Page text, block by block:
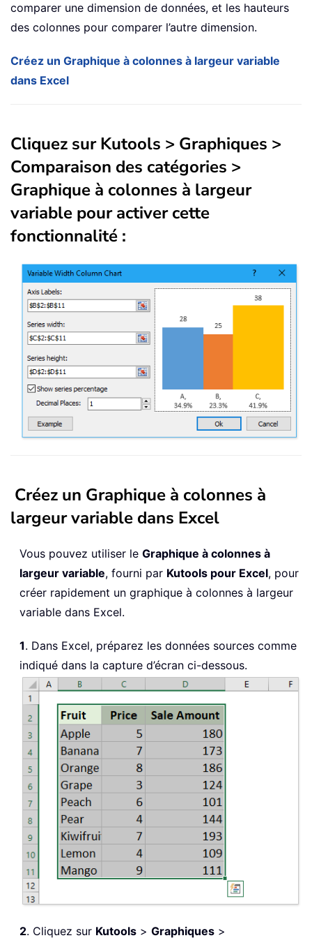
comparer une dimension de données, et les hauteurs
des colonnes pour comparer l’autre dimension.
Créez un Graphique à colonnes à largeur variable
dans Excel
Cliquez sur Kutools > Graphiques >
Comparaison des catégories >
Graphique à colonnes à largeur
variable pour activer cette
fonctionnalité :
Créez un Graphique à colonnes à
largeur variable dans Excel
Vous pouvez utiliser le Graphique à colonnes à
largeur variable, fourni par Kutools pour Excel, pour
créer rapidement un graphique à colonnes à largeur
variable dans Excel.
1. Dans Excel, préparez les données sources comme
indiqué dans la capture d’écran ci-dessous.
2. Cliquez sur Kutools > Graphiques >